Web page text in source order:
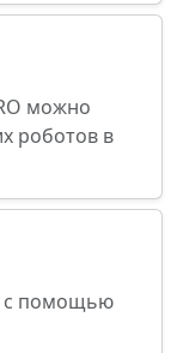
можно
роботов в
с помощью